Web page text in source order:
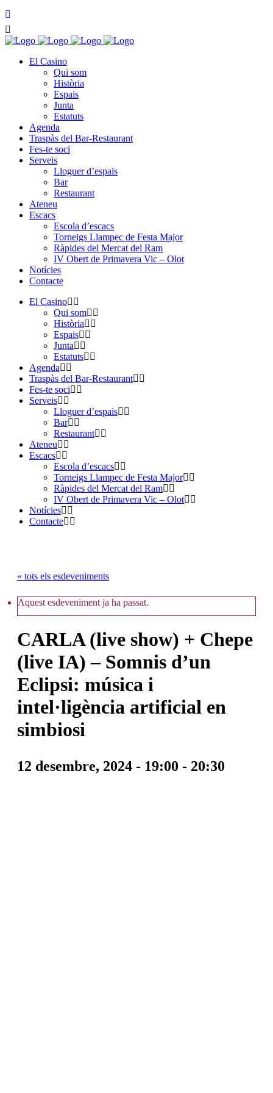
El Casino
Qui som
Història
Espais
Junta
Estatuts
Agenda
Traspàs del Bar-Restaurant
Fes-te soci
Serveis
Lloguer d’espais
Bar
Restaurant
Ateneu
Escacs
Escola d’escacs
Torneigs Llampec de Festa Major
Ràpides del Mercat del Ram
IV Obert de Primavera Vic – Olot
Notícies
Contacte
El Casino
Qui som
Història
Espais
Junta
Estatuts
Agenda
Traspàs del Bar-Restaurant
Fes-te soci
Serveis
Lloguer d’espais
Bar
Restaurant
Ateneu
Escacs
Escola d’escacs
Torneigs Llampec de Festa Major
Ràpides del Mercat del Ram
IV Obert de Primavera Vic – Olot
Notícies
Contacte
« tots els esdeveniments
Aquest esdeveniment ja ha passat.
CARLA (live show) + Chepe
(live IA) – Somnis d’un
Eclipsi: música i
intel·ligència artificial en
simbiosi
12 desembre, 2024 - 19:00 - 20:30